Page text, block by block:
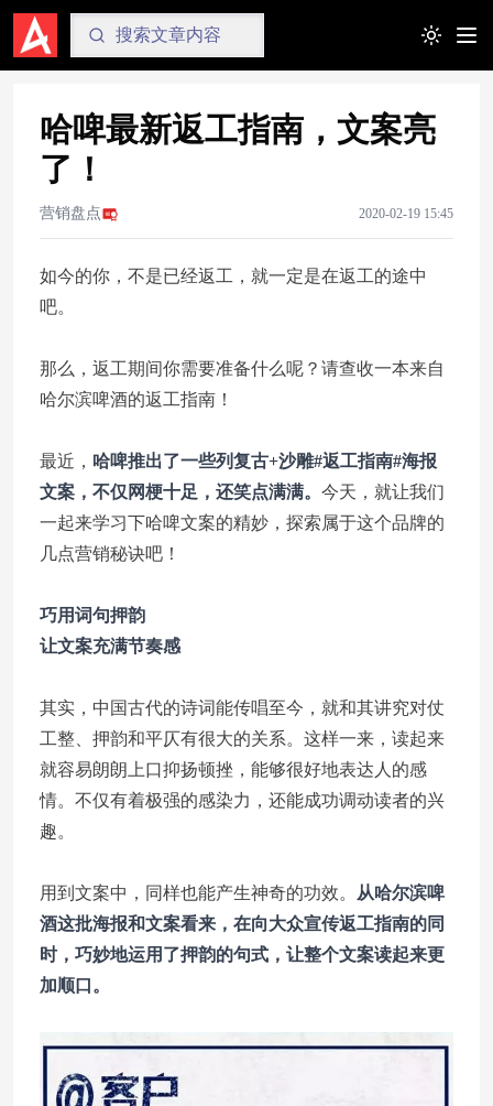
Toggle
哈啤最新返工指南，文案亮
了！
营销盘点 2020-02-19 15:45
如今的你，不是已经返工，就一定是在返工的途中
吧。
那么，返工期间你需要准备什么呢？请查收一本来自
哈尔滨啤酒的返工指南！
最近， 哈啤推出了一些列复古+沙雕#返工指南#海报
文案，不仅网梗十足，还笑点满满。 今天，就让我们
一起来学习下哈啤文案的精妙，探索属于这个品牌的
几点营销秘诀吧！
巧用词句押韵
让文案充满节奏感
其实，中国古代的诗词能传唱至今，就和其讲究对仗
工整、押韵和平仄有很大的关系。这样一来，读起来
就容易朗朗上口抑扬顿挫，能够很好地表达人的感
情。不仅有着极强的感染力，还能成功调动读者的兴
趣。
用到文案中，同样也能产生神奇的功效。
从哈尔滨啤
酒这批海报和文案看来，在向大众宣传返工指南的同
时，巧妙地运用了押韵的句式，让整个文案读起来更
加顺口。